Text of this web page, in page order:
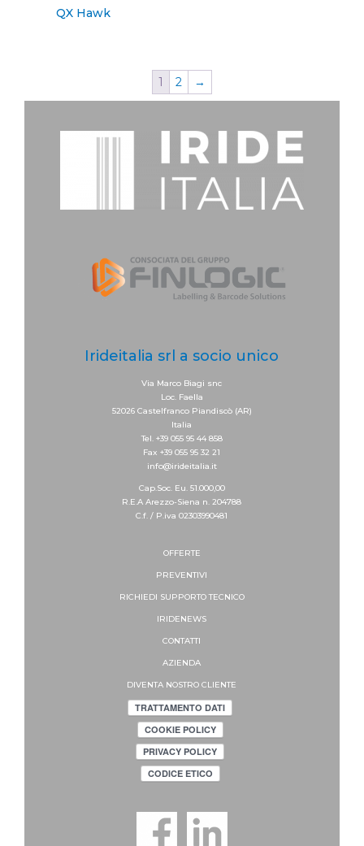
QX Hawk
1 2 →
Irideitalia srl a socio unico
Via Marco Biagi snc
Loc. Faella
52026 Castelfranco Piandiscò (AR)
Italia
Tel. +39 055 95 44 858
Fax +39 055 95 32 21
info@irideitalia.it
Cap.Soc. Eu. 51.000,00
R.E.A Arezzo-Siena n. 204788
C.f. / P.iva 02303990481
OFFERTE
PREVENTIVI
RICHIEDI SUPPORTOTECNICO
IRIDENEWS
CONTATTI
AZIENDA
DIVENTA NOSTRO CLIENTE